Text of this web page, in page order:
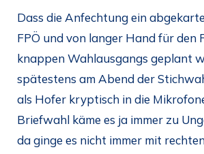
Dass die Anfechtung ein
FPÖ und von langer Hand für den
knappen Wahlausgangs geplant
spätestens am Abend der
als Hofer kryptisch in die
Briefwahl käme es ja immer zu
da ginge es nicht immer mit